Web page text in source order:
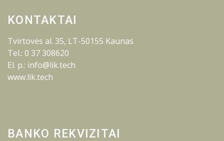
KONTAKTAI
Tvirtovės al. 35, LT-50155 Kaunas
Tel.: 0 37 308620
El. p.: info@lik.tech
www.lik.tech
BANKO REKVIZITAI